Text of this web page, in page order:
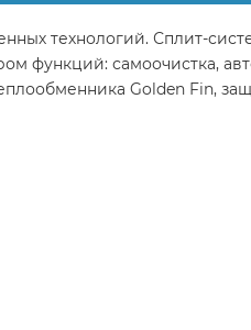
технологий. Сплит-
самоочистка,
Golden Fin,